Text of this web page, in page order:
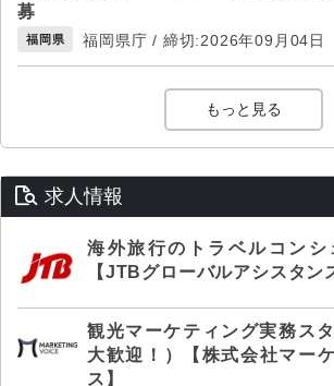
募
福岡県 福岡県庁 / 締切:2026年09月04日
もっと見る
求人情報
海外旅行のトラベルコンシ
【JTBグローバルアシスタン
観光マーケティング実務ス
大歓迎！）【株式会社マー
ス】